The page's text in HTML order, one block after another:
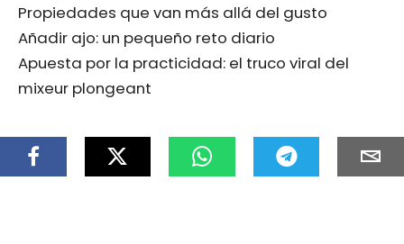
Propiedades que van más allá del gusto
Añadir ajo: un pequeño reto diario
Apuesta por la practicidad: el truco viral del
mixeur plongeant